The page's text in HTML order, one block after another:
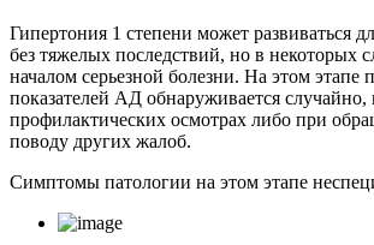
Гипертония 1 степени может развиваться
без тяжелых последствий, но в некоторых
началом серьезной болезни. На этом этапе
показателей АД обнаруживается случайно,
профилактических осмотрах либо при
поводу других жалоб.
Симптомы патологии на этом этапе